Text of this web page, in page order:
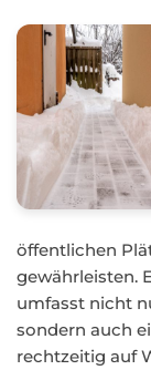
öffentlichen
gewährleisten.
umfasst nicht
sondern auch
rechtzeitig auf